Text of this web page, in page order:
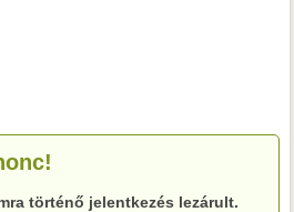
történő jelentkezés lezárult.